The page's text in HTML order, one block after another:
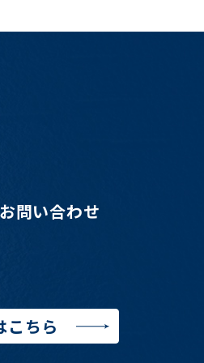
問い合わせ
こちら